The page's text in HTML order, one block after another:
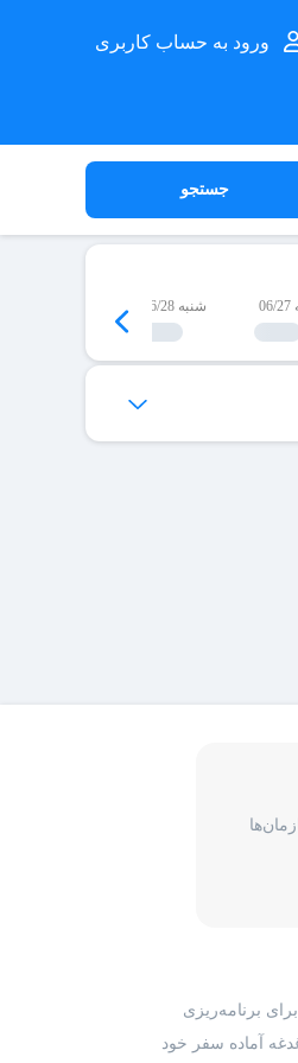
ورود به حساب کاربری
جستجو
شنبه 06/28
برنامه‌ریزی
آماده سفر خود